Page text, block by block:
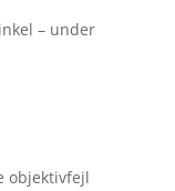
– under
objektivfejl